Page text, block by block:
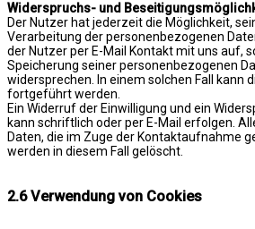
Widerspruchs- und
Der Nutzer hat jederzeit die Möglichkeit,
Verarbeitung der personenbezogenen
der Nutzer per E-Mail Kontakt mit uns auf,
Speicherung seiner personenbezogenen
widersprechen. In einem solchen Fall kann
fortgeführt werden.
Ein Widerruf der Einwilligung und ein
kann schriftlich oder per E-Mail erfolgen.
Daten, die im Zuge der Kontaktaufnahme
werden in diesem Fall gelöscht.
2.6 Verwendung von Cookies